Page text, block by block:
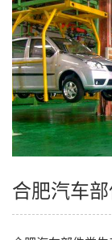
合肥汽车